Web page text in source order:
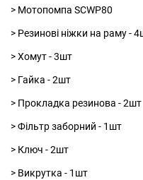
> Мотопомпа SCWP80
> Резинові ніжки на раму -
> Хомут - 3шт
> Гайка - 2шт
> Прокладка резинова - 2шт
> Фільтр заборний - 1шт
> Ключ - 2шт
> Викрутка - 1шт